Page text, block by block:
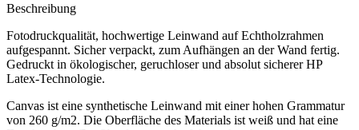
Beschreibung
Fotodruckqualität, hochwertige Leinwand auf Echtholzrahmen
aufgespannt. Sicher verpackt, zum Aufhängen an der Wand fertig.
Gedruckt in ökologischer, geruchloser und absolut sicherer HP
Latex-Technologie.
Canvas ist eine synthetische Leinwand mit einer hohen Grammatur
von 260 g/m2. Die Oberfläche des Materials ist weiß und hat eine